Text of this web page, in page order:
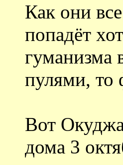
Как они
попадёт
гуманизма
пулями, то
Вот
дома 3